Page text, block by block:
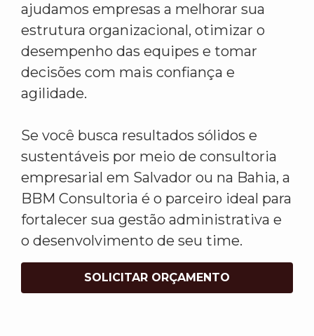
ajudamos empresas a melhorar sua
estrutura organizacional, otimizar o
desempenho das equipes e tomar
decisões com mais confiança e
agilidade.
Se você busca resultados sólidos e
sustentáveis por meio de consultoria
empresarial em Salvador ou na Bahia, a
BBM Consultoria é o parceiro ideal para
fortalecer sua gestão administrativa e
o desenvolvimento de seu time.
SOLICITAR ORÇAMENTO